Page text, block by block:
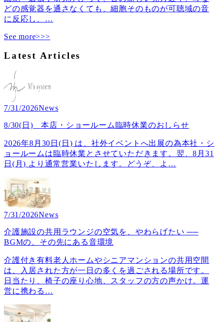
どの感覚器を通さなくても、細胞そのものが可聴域の音
に反応し、 …
See more>>>
Latest Articles
7/31/2026News
8/30(日) 本店・ショールーム臨時休業のおしらせ
2026年8月30日(日) は、社外イベントへ出展の為本社・シ
ョールームは臨時休業とさせていただきます。翌、8月31
日(月) より通常営業いたします。どうぞ、よ …
7/31/2026News
介護施設の共用ラウンジの空気を、やわらげたい ──
BGMの、その先にある音環境
介護付き有料老人ホームやシニアマンションの共用空間
は、入居された方が一日の多くを過ごされる場所です。
日当たり、椅子の座り心地、スタッフの方の声かけ。運
営に携わる …